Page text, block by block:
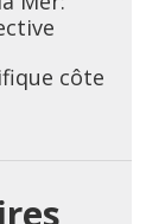
côte